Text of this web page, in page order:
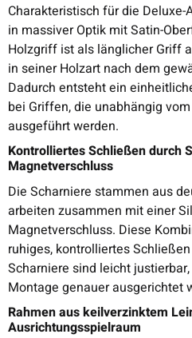
Charakteristisch für die
in massiver Optik mit Satin-
Holzgriff ist als länglicher Griff
in seiner Holzart nach dem
Dadurch entsteht ein
bei Griffen, die unabhängig
ausgeführt werden.
Kontrolliertes Schließen durch
Magnetverschluss
Die Scharniere stammen aus
arbeiten zusammen mit einer
Magnetverschluss. Diese
ruhiges, kontrolliertes
Scharniere sind leicht
Montage genauer ausgerichtet
Rahmen aus keilverzinktem
Ausrichtungsspielraum